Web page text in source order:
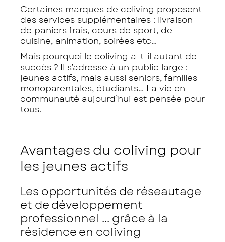
Certaines marques de coliving proposent
des services supplémentaires : livraison
de paniers frais, cours de sport, de
cuisine, animation, soirées etc…
Mais pourquoi le coliving a-t-il autant de
succès ? Il s’adresse à un public large :
jeunes actifs, mais aussi seniors, familles
monoparentales, étudiants… La vie en
communauté aujourd’hui est pensée pour
tous.
Avantages du coliving pour
les jeunes actifs
Les opportunités de réseautage
et de développement
professionnel ... grâce à la
résidence en coliving